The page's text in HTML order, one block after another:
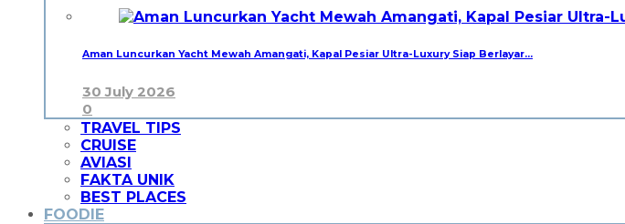
Aman Luncurkan Yacht Mewah Amangati, Kapal Pesiar Ultra-Luxury Siap Berlayar…
30 July 2026
0
TRAVEL TIPS
CRUISE
AVIASI
FAKTA UNIK
BEST PLACES
FOODIE